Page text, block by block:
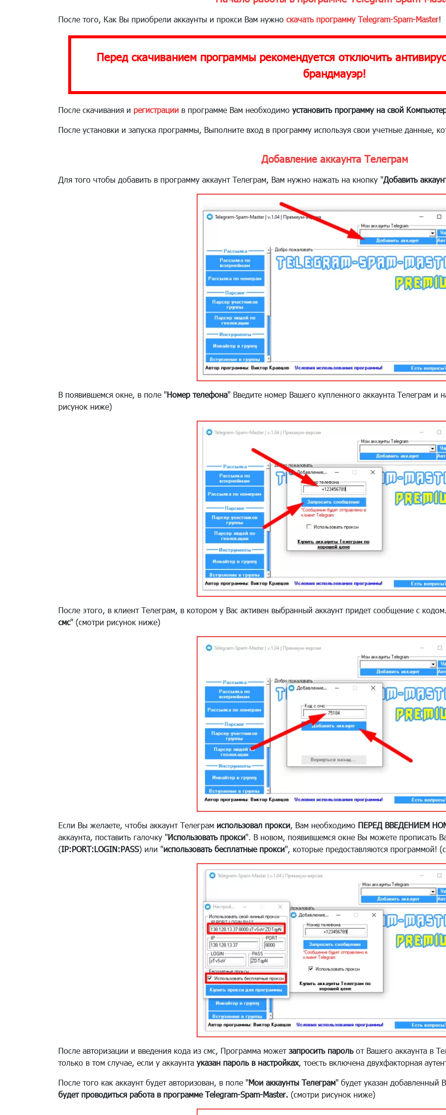
После того, Как Вы приобрели аккаунты и прокси Вам нужно скачать программу Telegram-Spam-Master!
Перед скачиванием программы рекомендуется отключить
брандмауэр!
После скачивания и регистрации в программе Вам необходимо установить программу на свой
После установки и запуска программы, Выполните вход в программу используя свои учетные данные,
Добавление аккаунта Телеграм
Для того чтобы добавить в программу аккаунт Телеграм, Вам нужно нажать на кнопку "Добавить
В появившемся окне, в поле "Номер телефона" Введите номер Вашего купленного аккаунта Телеграм и
рисунок ниже)
После этого, в клиент Телеграм, в котором у Вас активен выбранный аккаунт придет сообщение с
смс" (смотри рисунок ниже)
Если Вы желаете, чтобы аккаунт Телеграм использовал прокси, Вам необходимо ПЕРЕД ВВЕДЕНИЕМ
аккаунта, поставить галочку "Использовать прокси". В новом, появившемся окне Вы можете прописать
(IP:PORT:LOGIN:PASS) или "использовать бесплатные прокси", которые предоставляются программой!
После авторизации и введения кода из смс, Программа можетзапросить парольот Вашего аккаунта в
только в том случае, если у аккаунта указан пароль в настройках, тоесть включена двухфакторная
После того как аккаунт будет авторизован, в поле "Мои аккаунты Телеграм" будет указан добавленный
будет проводиться работа в программе Telegram-Spam-Master. (смотри рисунок ниже)